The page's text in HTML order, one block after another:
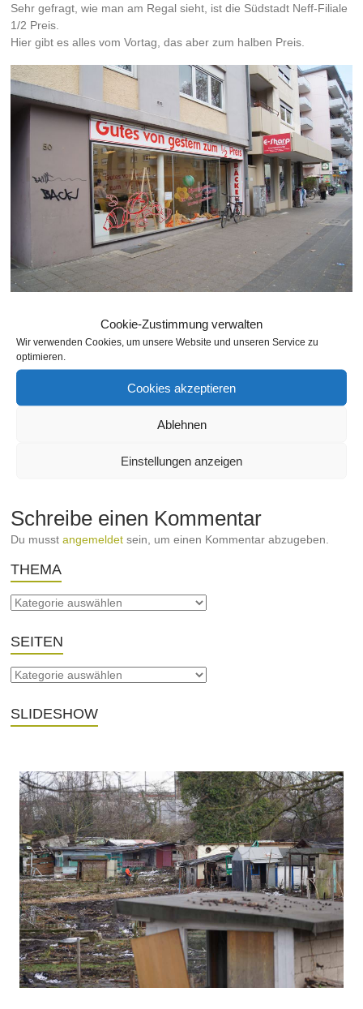
Cookie-Zustimmung verwalten
Wir verwenden Cookies, um unsere Website und unseren Service zu
optimieren.
Cookies akzeptieren
Ablehnen
Einstellungen anzeigen
Sehr gefragt, wie man am Regal sieht, ist die Südstadt Neff-Filiale
1/2 Preis.
Hier gibt es alles vom Vortag, das aber zum halben Preis.
Rüppurrerstrasse 50
schischko 14. April 2012
Nach Straßen, Rüppurrer-Straße Keine Kommentare
Baustelle in der Rüppurrerstrasse: „Haltestelle
Schreibe einen Kommentar
Du musstangemeldet sein, um einen Kommentar abzugeben.
THEMA
SEITEN
SLIDESHOW